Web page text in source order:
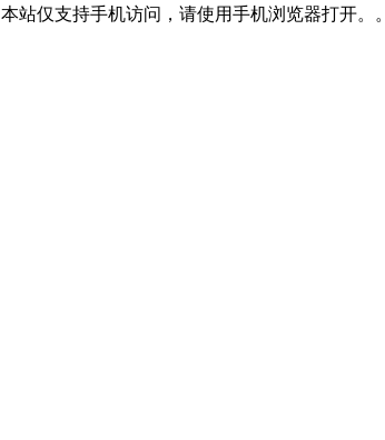
本站仅支持手机访问，请使用手机浏览器打开。。